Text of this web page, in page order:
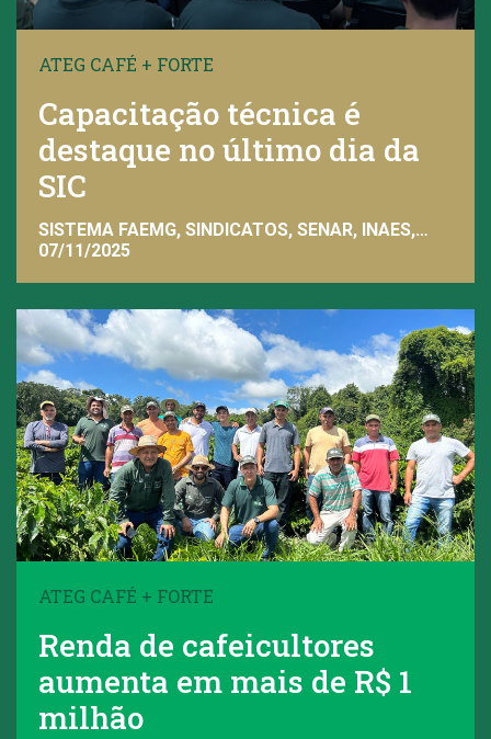
ATEG CAFÉ + FORTE
Capacitação técnica é
destaque no último dia da
SIC
SISTEMA FAEMG, SINDICATOS, SENAR, INAES,
FAEMG
07/11/2025
ATEG CAFÉ + FORTE
Renda de cafeicultores
aumenta em mais de R$ 1
milhão